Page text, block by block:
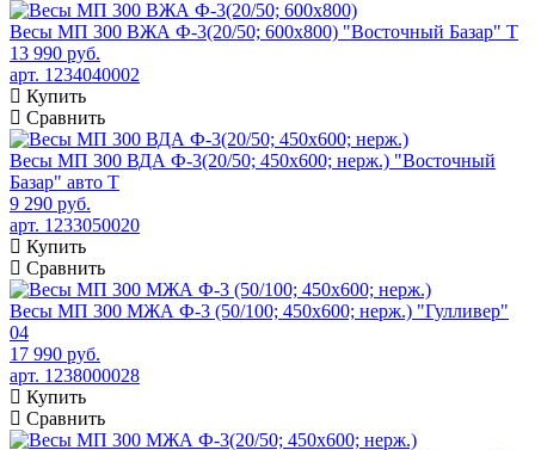
Весы МП 300 ВЖА Ф-3(20/50; 600х800) "Восточный Базар" Т
13 990 руб.
арт. 1234040002
Купить
Сравнить
Весы МП 300 ВДА Ф-3(20/50; 450х600; нерж.) "Восточный
Базар" авто Т
9 290 руб.
арт. 1233050020
Купить
Сравнить
Весы МП 300 МЖА Ф-3 (50/100; 450х600; нерж.) "Гулливер"
04
17 990 руб.
арт. 1238000028
Купить
Сравнить